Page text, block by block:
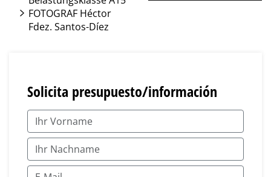
FOTOGRAF Héctor
Fdez. Santos-Díez
Solicita presupuesto/información